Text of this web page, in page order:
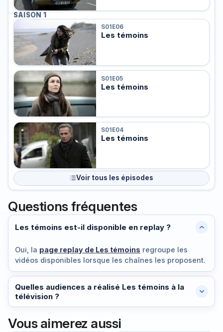
SAISON 1
S01E06
Les témoins
S01E05
Les témoins
S01E04
Les témoins
Voir tous les épisodes
Questions fréquentes
Les témoins est-il disponible en replay ?
Oui, la page replay de Les témoins regroupe les
vidéos disponibles lorsque les chaînes les proposent.
Quelles audiences a réalisé Les témoins à la
télévision ?
Vous aimerez aussi